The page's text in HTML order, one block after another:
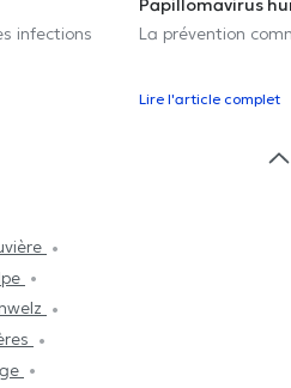
infections
Papillomavirus
La prévention
Lire l'article complet